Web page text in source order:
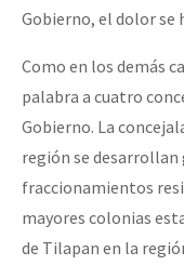
Contacto
Gobierno, el dolor se
Como en los demás
palabra a cuatro
Gobierno. La
región se
fraccionamientos
mayores colonias
de Tilapan en la